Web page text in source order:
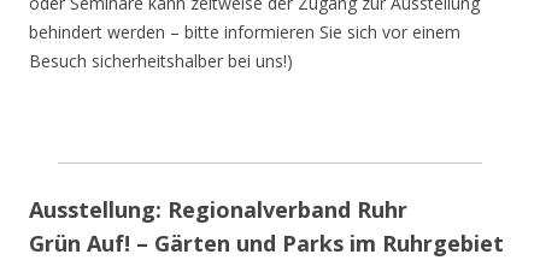
behindert werden – bitte informieren Sie sich vor einem
Besuch sicherheitshalber bei uns!)
Ausstellung: Regionalverband Ruhr
Grün Auf! – Gärten und Parks im Ruhrgebiet